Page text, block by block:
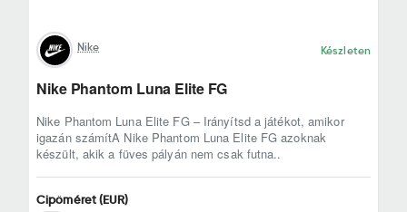
Nike Készleten
Nike Phantom Luna Elite FG
Nike Phantom Luna Elite FG – Irányítsd a játékot, amikor
igazán számítA Nike Phantom Luna Elite FG azoknak
készült, akik a füves pályán nem csak futna..
Cipőméret (EUR)